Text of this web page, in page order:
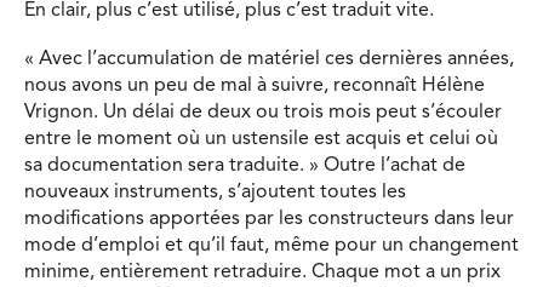
En clair, plus c’est utilisé, plus c’est traduit vite.
« Avec l’accumulation de matériel ces dernières années,
nous avons un peu de mal à suivre, reconnaît Hélène
Vrignon. Un délai de deux ou trois mois peut s’écouler
entre le moment où un ustensile est acquis et celui où
sa documentation sera traduite. » Outre l’achat de
nouveaux instruments, s’ajoutent toutes les
modifications apportées par les constructeurs dans leur
mode d’emploi et qu’il faut, même pour un changement
minime, entièrement retraduire. Chaque mot a un prix